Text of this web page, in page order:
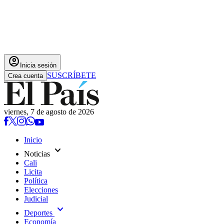
account_circle Inicia sesión
Crea cuenta SUSCRÍBETE
viernes, 7 de agosto de 2026
Inicio
Noticias expand_more
Cali
Licita
Política
Elecciones
Judicial
Deportes expand_more
Economía